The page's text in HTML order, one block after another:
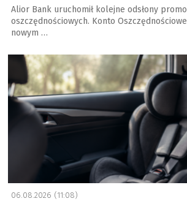
Alior Bank uruchomił kolejne odsłony
oszczędnościowych. Konto
nowym …
a
06.08.2026 (11:08)